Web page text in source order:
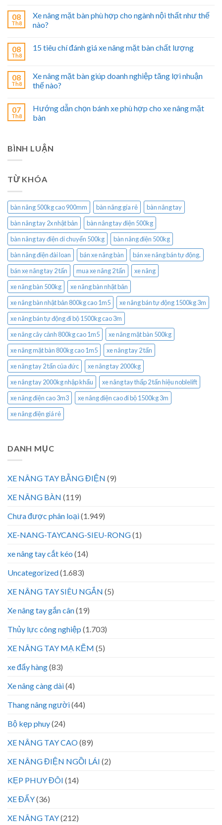
08
Th8
Xe nâng mặt bàn phù hợp cho ngành nội thất như thế
nào?
08
Th8
15 tiêu chí đánh giá xe nâng mặt bàn chất lượng
08
Th8
Xe nâng mặt bàn giúp doanh nghiệp tăng lợi nhuận
thế nào?
07
Th8
Hướng dẫn chọn bánh xe phù hợp cho xe nâng mặt
bàn
BÌNH LUẬN
TỪ KHÓA
bàn nâng 500kg cao 900mm bàn nâng gía rẻ
bàn nâng tay
bàn nâng tay 2x nhật bản
bàn nâng tay điện 500kg
bàn nâng tay điện di chuyển 500kg
bàn nâng điện 500kg
bàn nâng điện đài loan
bán xe nâng bàn
bán xe nâng bán tự động.
bán xe nâng tay 2 tấn
mua xe nâng 2 tấn
xe nâng
xe nâng bàn 500kg
xe nâng bàn nhật bản
xe nâng bàn nhật bản 800kg cao 1m5
xe nâng bán tự động 1500kg 3m
xe nâng bán tự động đi bộ 1500kg cao 3m
xe nâng cây cảnh 800kg cao 1m5
xe nâng mặt bàn 500kg
xe nâng mặt bàn 800kg cao 1m5
xe nâng tay 2 tấn
xe nâng tay 2 tấn của đức
xe nâng tay 2000kg
xe nâng tay 2000kg nhập khẩu
xe nâng tay thấp 2 tấn hiệu noblelift
xe nâng điện cao 3m3
xe nâng điện cao đi bộ 1500kg 3m
xe nâng điện giá rẻ
DANH MỤC
XE NÂNG TAY BẰNG ĐIỆN (9)
XE NÂNG BÀN (119)
Chưa được phân loại(1.949)
XE-NANG-TAYCANG-SIEU-RONG(1)
xe nâng tay cắt kéo (14)
Uncategorized(1.683)
XE NÂNG TAY SIÊU NGẮN (5)
Xe nâng tay gắn cân(19)
Thủy lực công nghiệp (1.703)
XE NÂNG TAY MẠ KẼM (5)
xe đẩy hàng(83)
Xe nâng càng dài(4)
Thang nâng người(44)
Bộ kẹp phuy(24)
XE NÂNG TAY CAO(89)
XE NÂNG ĐIỆN NGỒI LÁI (2)
KẸP PHUY ĐÔI (14)
XE ĐẨY(36)
XE NÂNG TAY(212)